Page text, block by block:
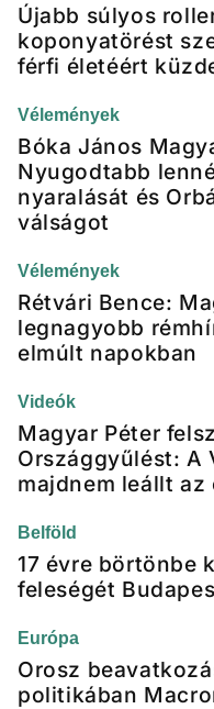
Újabb súlyos
koponyatörést
férfi életéért
Vélemények
Bóka János
Nyugodtabb
nyaralását és
válságot
Vélemények
Rétvári Bence:
legnagyobb
elmúlt napokban
Videók
Magyar Péter
Országgyűlést: A
majdnem leállt az
Belföld
17 évre börtönbe
feleségét
Európa
Orosz
politikában